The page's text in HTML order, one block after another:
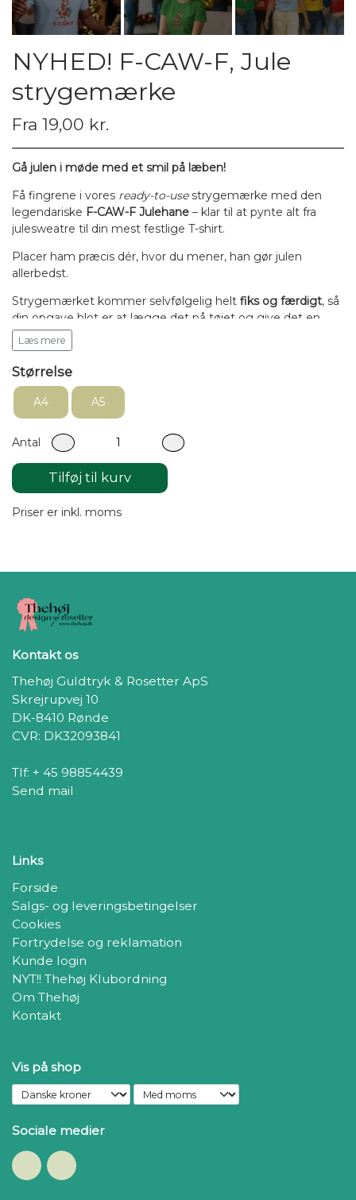
NYHED! F-CAW-F, Jule
strygemærke
Fra 19,00 kr.
Gå julen i møde med et smil på læben!
Få fingrene i vores ready-to-usestrygemærke med den
legendariske F-CAW-F Julehane – klar til at pynte alt fra
julesweatre til din mest festlige T-shirt.
Placer ham præcis dér, hvor du mener, han gør julen
allerbedst.
Strygemærket kommer selvfølgelig helt fiks og færdigt, så
din opgave blot er at lægge det på tøjet og give det en
omgang med strygejernet. Nemmere bliver det
simpelthen ikke.
Sådan gør du – step for step:
Gør tøjet klar:
Læg det på et fast og nogenlunde hårdt underlag. Sørg
for, at stoffet ligger helt glat – julemirakler sker, men
glat stof hjælper altid.
Tænd strygejernet:
150 grader – og absolut
Pil det af bagsiden. Det skal sidde på den blanke
Sidder det ikke helt fast? Brug et kreditkort eller
lignende til at skrabe henover – lidt kærlig økonomisk
Læg det der, hvor du vil have din nye juleven til at bo.
Stryg det på:
Læg evt. et stykke bagepapir over motivet og pres
strygejernet fast mod det hele i
Lad det køle af:
Når masken er af – voilà! Din Julehane er klar til at sprede
god stemning.
Læs mere
Størrelse
A4 A5
Antal
Tilføj til kurv
Priser er inkl. moms
Kontakt os
Thehøj Guldtryk & Rosetter ApS
Skrejrupvej 10
DK-8410 Rønde
CVR: DK32093841
Tlf: + 45 98854439
Send mail
Links
Forside
Salgs- og leveringsbetingelser
Cookies
Fortrydelse og reklamation
Kunde login
NYT!! Thehøj Klubordning
Om Thehøj
Kontakt
Vis på shop
Sociale medier